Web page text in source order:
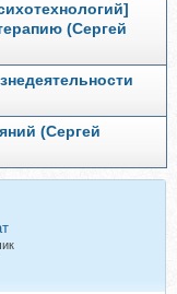
(Сергей
(Сергей